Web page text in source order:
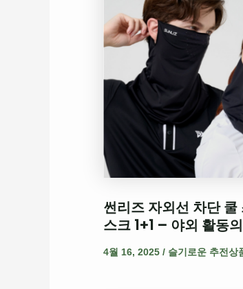
썬리즈 자외선 차단 쿨
스크 1+1 – 야외 활동
4월 16, 2025 / 슬기로운 추전상